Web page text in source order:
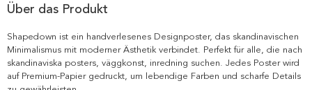
Über das Produkt
Shapedown ist ein handverlesenes Designposter, das skandinavischen
Minimalismus mit moderner Ästhetik verbindet. Perfekt für alle, die nach
skandinaviska posters, väggkonst, inredning suchen. Jedes Poster wird
auf Premium-Papier gedruckt, um lebendige Farben und scharfe Details